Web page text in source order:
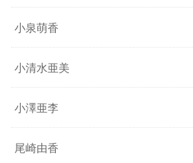
小泉萌香
小清水亜美
小澤亜李
尾崎由香